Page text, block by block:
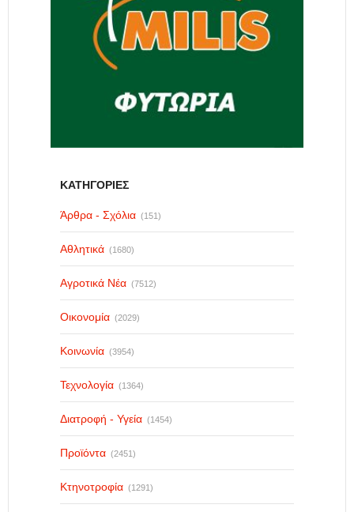
ΚΑΤΗΓΟΡΙΕΣ
Άρθρα - Σχόλια (151)
Αθλητικά (1680)
Αγροτικά Νέα (7512)
Οικονομία (2029)
Κοινωνία (3954)
Τεχνολογία (1364)
Διατροφή - Υγεία (1454)
Προϊόντα (2451)
Κτηνοτροφία (1291)